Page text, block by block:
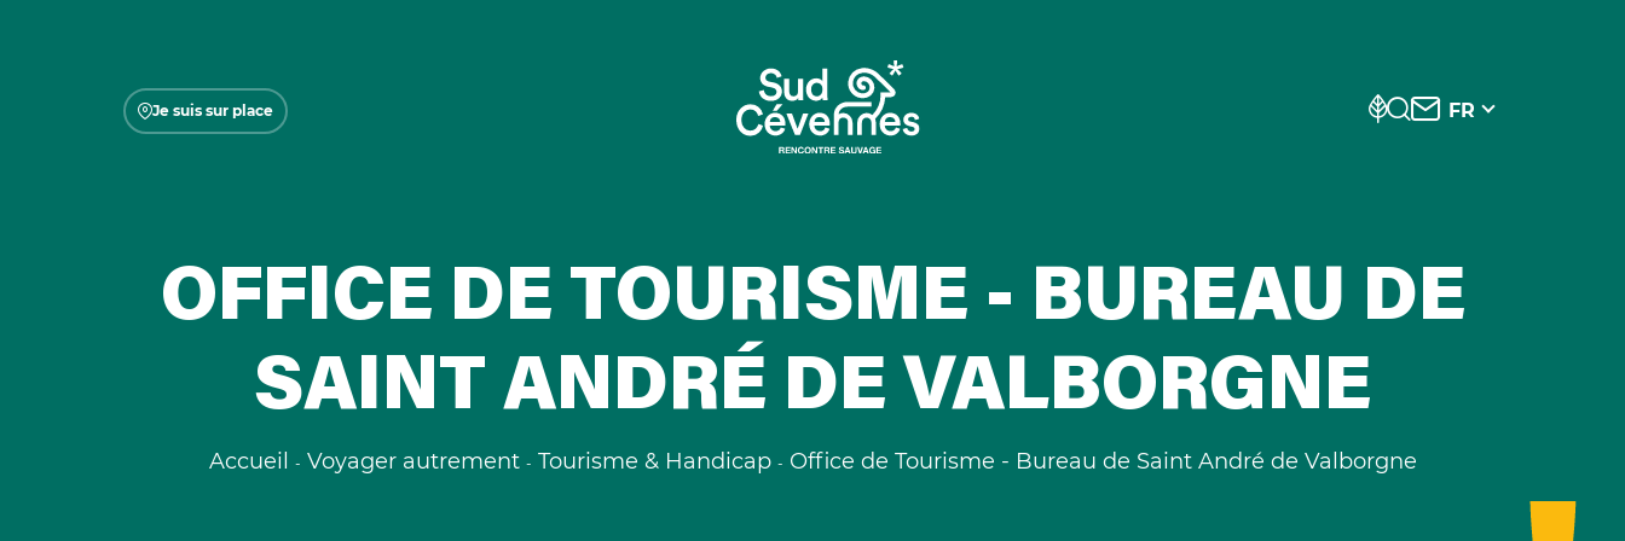
Je suis sur place FR
OFFICE DE TOURISME - BUREAU DE
SAINT ANDRÉ DE VALBORGNE
Accueil Voyager autrement Tourisme & Handicap Office de Tourisme - Bureau de Saint André de Valborgne